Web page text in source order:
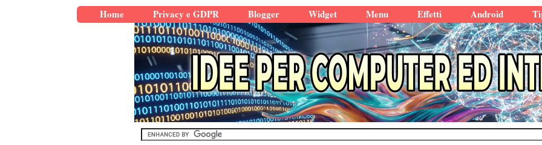
Home Privacy e GDPR Blogger Widget Menu Effetti Android